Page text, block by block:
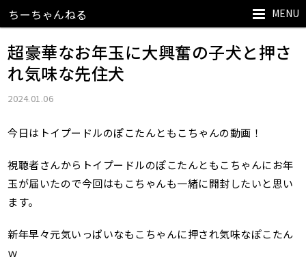
MENU
ちーちゃんねる
超豪華なお年玉に大興奮の子犬と押さ
れ気味な先住犬
2024.01.06
今日はトイプードルのぽこたんともこちゃんの動画！
視聴者さんからトイプードルのぽこたんともこちゃんにお年
玉が届いたので今回はもこちゃんも一緒に開封したいと思い
ます。
新年早々元気いっぱいなもこちゃんに押され気味なぽこたん
ｗ